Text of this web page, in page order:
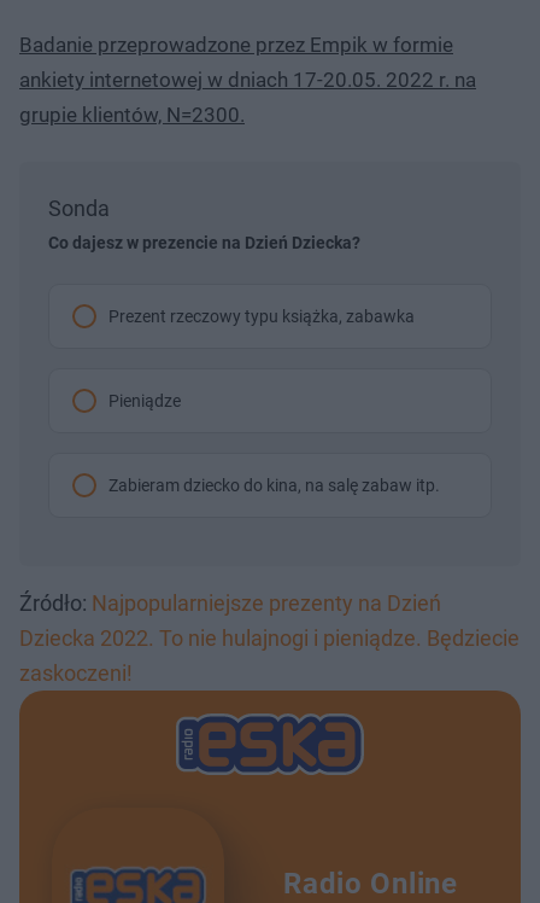
Badanie przeprowadzone przez Empik w formie
ankiety internetowej w dniach 17-20.05. 2022 r. na
grupie klientów, N=2300.
Sonda
Co dajesz w prezencie na Dzień Dziecka?
Prezent rzeczowy typu książka, zabawka
Pieniądze
Zabieram dziecko do kina, na salę zabaw itp.
Źródło: Najpopularniejsze prezenty na Dzień
Dziecka 2022. To nie hulajnogi i pieniądze. Będziecie
zaskoczeni!
Radio Online